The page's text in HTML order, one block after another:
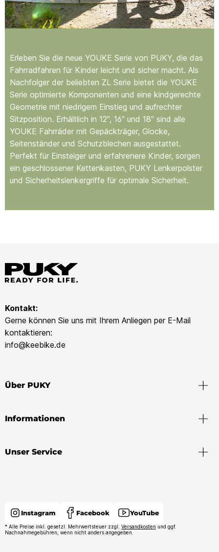
Erleben Sie die neue YOUKE Serie von PUKY, die das
Fahrradfahren für Kinder leicht und sicher macht. Als
Nachfolger der beliebten ZL Serie bietet die YOUKE
Serie optimierte Komponenten und eine kindgerechte
Geometrie mit niedrigem Einstieg und aufrechter
Sitzposition. Erhältlich in 12", 16" und 18" sind alle
YOUKE Fahrräder mit Gepäckträger, Glocke,
Seitenständer und Schutzblechen ausgestattet.
Perfekt für Einsteiger und erfahrenere Kinder, sorgen
ein geschlossener Kettenkasten, PUKY Lenkerpolster
und Sicherheitslenkergriffe für optimale Sicherheit.
Kontakt:
Gerne können Sie uns mit Ihrem Anliegen per E-Mail
kontaktieren:
info@keebike.de
Über PUKY
Informationen
Unser Service
Instagram Facebook YouTube
* Alle Preise inkl. gesetzl. Mehrwertsteuer zzgl. Versandkosten und ggf.
Nachnahmegebühren, wenn nicht anders angegeben.